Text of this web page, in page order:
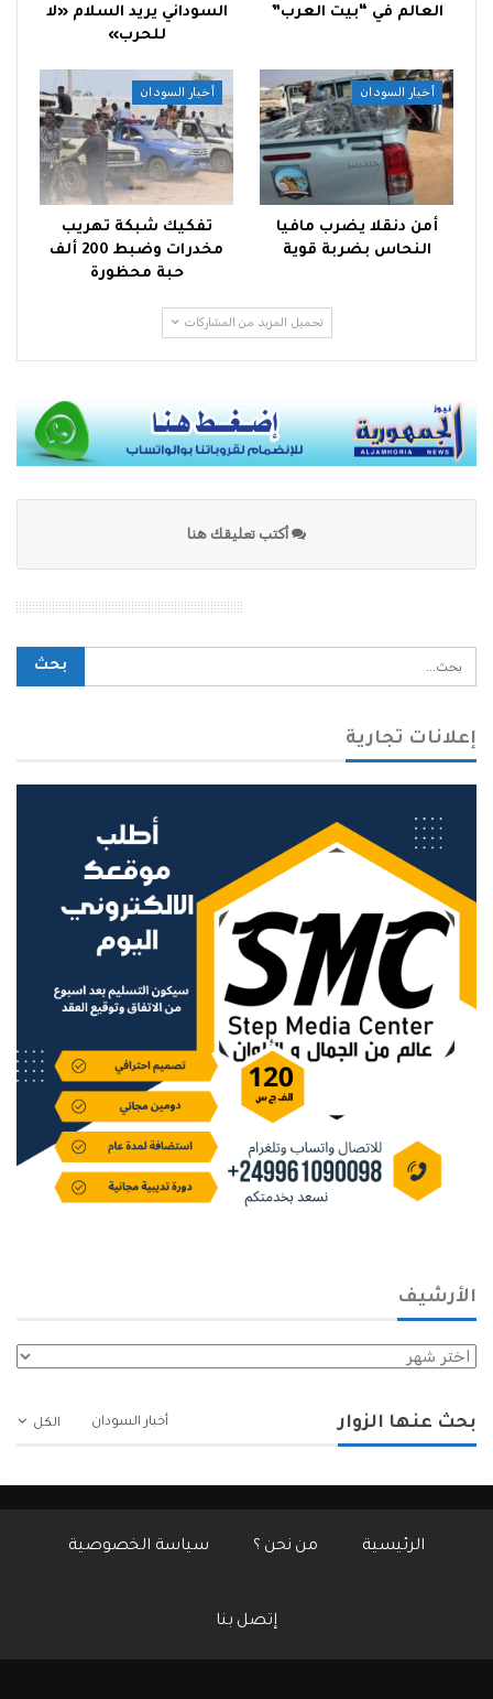
العالم في “بيت العرب”
السوداني يريد السلام «لا
للحرب»
أخبار السودان
أمن دنقلا يضرب مافيا
النحاس بضربة قوية
أخبار السودان
تفكيك شبكة تهريب
مخدرات وضبط 200 ألف
حبة محظورة
تحميل المزيد من المشاركات
أكتب تعليقك هنا
إعلانات تجارية
الأرشيف
الأرشيف
الكل بحث عنها الزوار أخبار السودان
الرئيسية من نحن ؟ سياسة الخصوصية
إتصل بنا